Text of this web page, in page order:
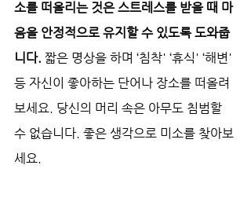
소를 떠올리는 것은 스트레스를 받을 때 마
음을 안정적으로 유지할 수 있도록 도와줍
니다. 짧은 명상을 하며 ‘침착' ‘휴식' ‘해변'
등 자신이 좋아하는 단어나 장소를 떠올려
보세요. 당신의 머리 속은 아무도 침범할
수 없습니다. 좋은 생각으로 미소를 찾아보
세요.